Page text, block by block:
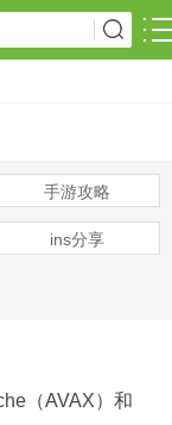
手游攻略
ins分享
（AVAX）和